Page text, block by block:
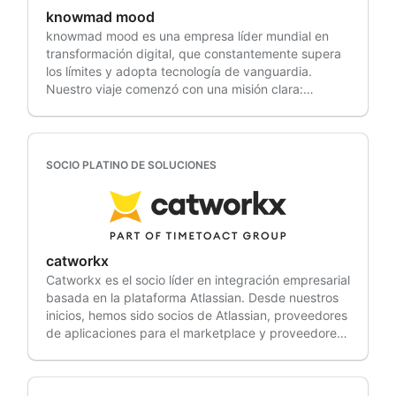
knowmad mood
knowmad mood es una empresa líder mundial en
transformación digital, que constantemente supera
los límites y adopta tecnología de vanguardia.
Nuestro viaje comenzó con una misión clara:
nuestro increíble equipo. Nuestra base se construye
soluciones nuevas, disruptivas e innovadoras para
abordar los desafíos futuros del mercado actual.
Somos casi 2500 mentes creativas, digitales e
pasión por crear conexiones significativas en todo el
mundo. Un equipo responsable y flexible con una
gran capacidad de adaptación a las necesidades
de nuestros clientes, aportando valor, visión,
creatividad, experiencia, profesionalismo y pasión
SOCIO PLATINO DE SOLUCIONES
catworkx
Catworkx es el socio líder en integración empresarial
basada en la plataforma Atlassian. Desde nuestros
inicios, hemos sido socios de Atlassian, proveedores
de aplicaciones para el marketplace y proveedores